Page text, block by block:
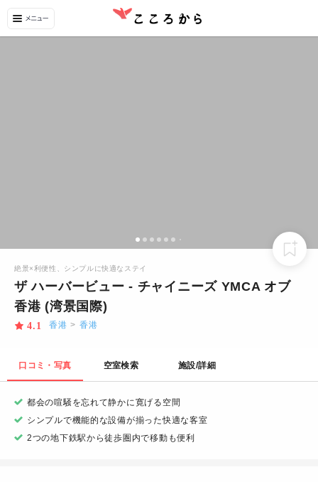
絶景×利便性、シンプルに快適なステイ
ザ ハーバービュー - チャイニーズ YMCA オブ
香港 (湾景国際)
4.1 香港 > 香港
口コミ・写真 空室検索 施設/詳細
都会の喧騒を忘れて静かに寛げる空間
シンプルで機能的な設備が揃った快適な客室
2つの地下鉄駅から徒歩圏内で移動も便利